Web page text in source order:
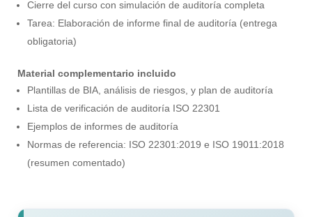
Cierre del curso con simulación de auditoría completa
Tarea: Elaboración de informe final de auditoría (entrega
obligatoria)
Material complementario incluido
Plantillas de BIA, análisis de riesgos, y plan de auditoría
Lista de verificación de auditoría ISO 22301
Ejemplos de informes de auditoría
Normas de referencia: ISO 22301:2019 e ISO 19011:2018
(resumen comentado)